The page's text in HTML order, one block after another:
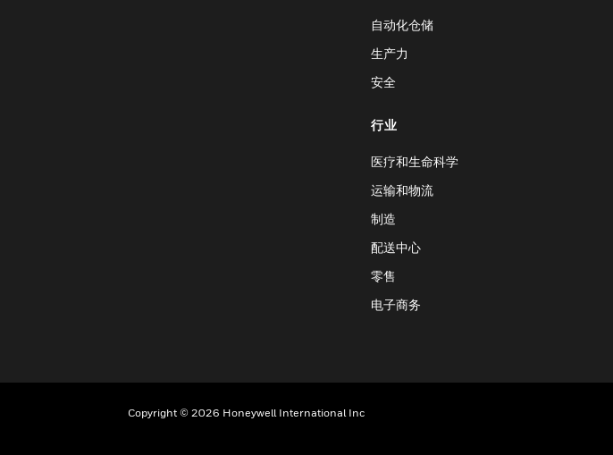
自动化仓储
生产力
安全
行业
医疗和生命科学
运输和物流
制造
配送中心
零售
电子商务
Copyright © 2026 Honeywell International Inc